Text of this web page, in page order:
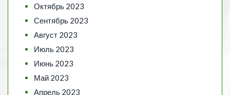
Октябрь 2023
Сентябрь 2023
Август 2023
Июль 2023
Июнь 2023
Май 2023
Апрель 2023